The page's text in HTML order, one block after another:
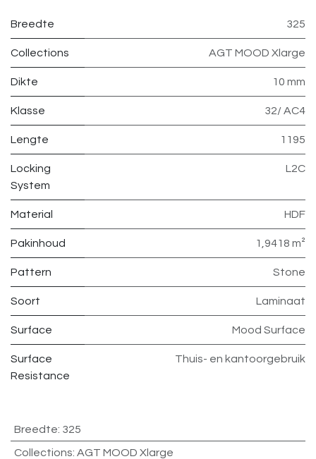
Breedte 325
Collections AGT MOOD Xlarge
Dikte 10 mm
Klasse 32/ AC4
Lengte 1195
Locking
System
L2C
Material HDF
Pakinhoud 1,9418 m²
Pattern Stone
Soort Laminaat
Surface Mood Surface
Surface
Resistance
Thuis- en kantoorgebruik
Breedte: 325
Collections: AGT MOOD Xlarge